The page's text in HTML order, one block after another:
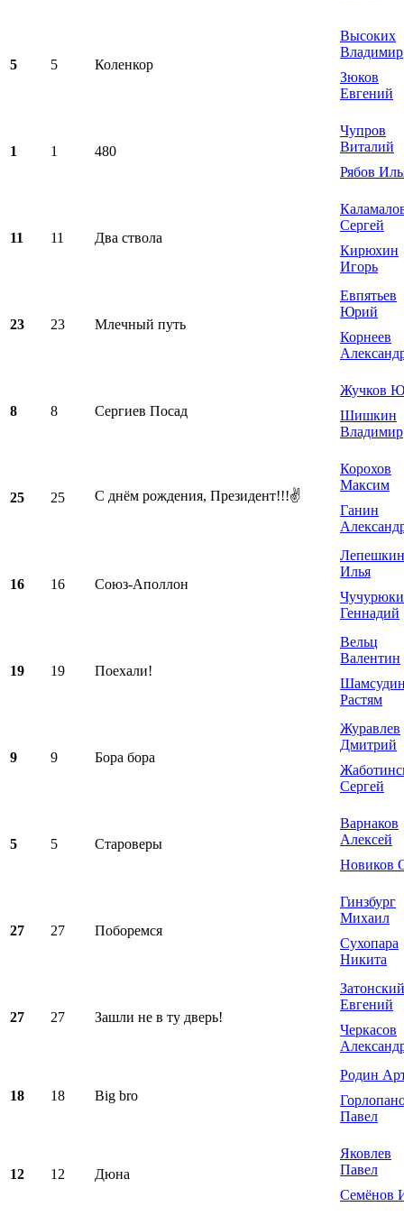
5 5 Коленкор
Высоких
Владимир
Зюков
Евгений
1 1 480
Чупров
Виталий
Рябов
11 11 Два ствола
Сергей
Кирюхин
Игорь
23 23 Млечный путь
Евпятьев
Юрий
Корнеев
8 8 Сергиев Посад
Жучков
Шишкин
Владимир
25 25 С днём рождения, Президент!!!✌️
Корохов
Максим
Ганин
16 16 Союз-Аполлон
Лепешкин
Илья
Геннадий
19 19 Поехали!
Вельц
Валентин
Растям
9 9 Бора бора
Журавлев
Дмитрий
Сергей
5 5 Староверы
Варнаков
Алексей
Новиков
27 27 Поборемся
Гинзбург
Михаил
Сухопара
Никита
27 27 Зашли не в ту дверь!
Затонский
Евгений
Черкасов
18 18 Big bro
Родин
Павел
12 12 Дюна
Яковлев
Павел
Семёнов